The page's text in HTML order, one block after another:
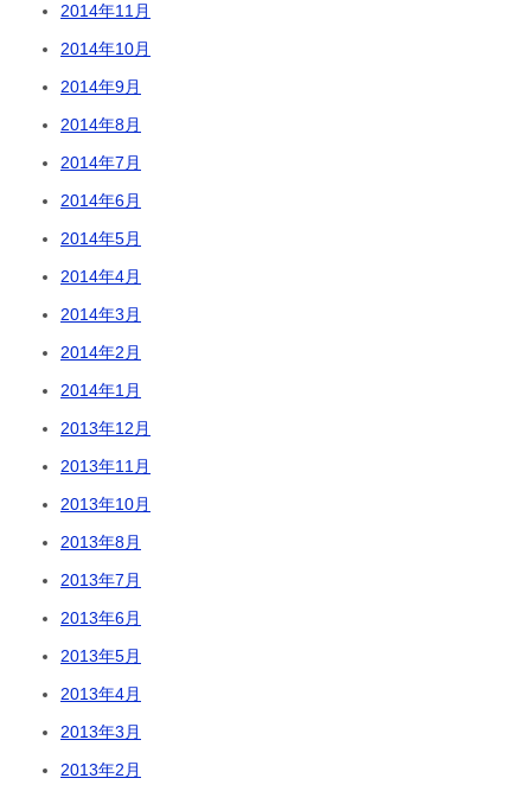
2014年11月
2014年10月
2014年9月
2014年8月
2014年7月
2014年6月
2014年5月
2014年4月
2014年3月
2014年2月
2014年1月
2013年12月
2013年11月
2013年10月
2013年8月
2013年7月
2013年6月
2013年5月
2013年4月
2013年3月
2013年2月